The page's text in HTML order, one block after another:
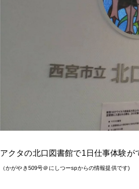
アクタの北口図書館で1日仕事体験が
（かがやき509号＠にしつーspからの情報提供です)